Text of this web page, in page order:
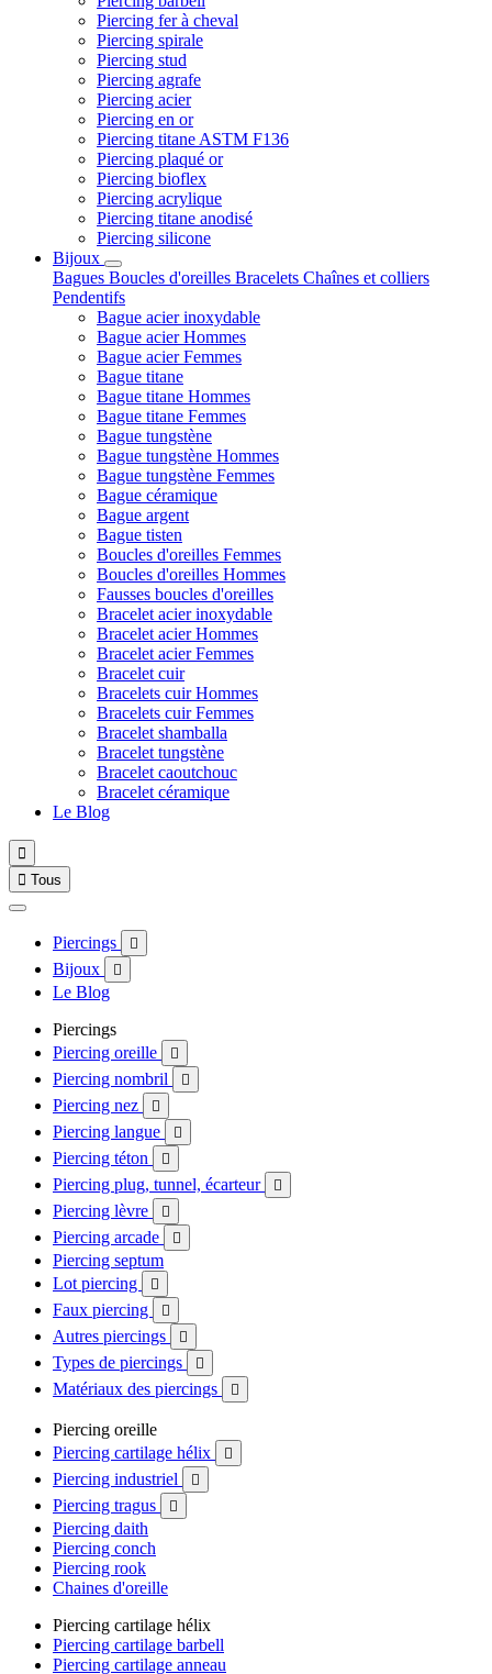
Piercing fer à cheval
Piercing spirale
Piercing stud
Piercing agrafe
Piercing acier
Piercing en or
Piercing titane ASTM F136
Piercing plaqué or
Piercing bioflex
Piercing acrylique
Piercing titane anodisé
Piercing silicone
Bijoux
Bagues Boucles d'oreilles Bracelets Chaînes et colliers
Pendentifs
Bague acier inoxydable
Bague acier Hommes
Bague acier Femmes
Bague titane
Bague titane Hommes
Bague titane Femmes
Bague tungstène
Bague tungstène Hommes
Bague tungstène Femmes
Bague céramique
Bague argent
Bague tisten
Boucles d'oreilles Femmes
Boucles d'oreilles Hommes
Fausses boucles d'oreilles
Bracelet acier inoxydable
Bracelet acier Hommes
Bracelet acier Femmes
Bracelet cuir
Bracelets cuir Hommes
Bracelets cuir Femmes
Bracelet shamballa
Bracelet tungstène
Bracelet caoutchouc
Bracelet céramique
Le Blog

 Tous
Piercings 
Bijoux 
Le Blog
Piercings
Piercing oreille

Piercing nombril 
Piercing nez 
Piercing langue 
Piercing téton 
Piercing plug, tunnel, écarteur 
Piercing lèvre 
Piercing arcade 
Piercing septum
Lot piercing

Faux piercing 
Autres piercings 
Types de piercings 
Matériaux des piercings 
Piercing oreille
Piercing cartilage hélix

Piercing industriel 
Piercing tragus 
Piercing daith
Piercing conch
Piercing rook
Chaines d'oreille
Piercing cartilage hélix
Piercing cartilage barbell
Piercing cartilage anneau